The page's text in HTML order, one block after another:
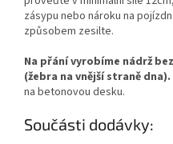
zásypu nebo nároku na
způsobem zesilte.
Na přání vyrobíme nádrž
(žebra na vnější straně dna).
na betonovou desku.
Součásti dodávky: